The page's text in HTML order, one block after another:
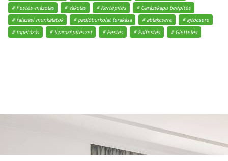
Festés-mázolás
Vakolás Kertépítés
Garázskapu beépítés
falazási munkálatok
padlóburkolat lerakása ablakcsere
ajtócsere
tapétázás
Szárazépítészet Festés Falfestés Glettelés